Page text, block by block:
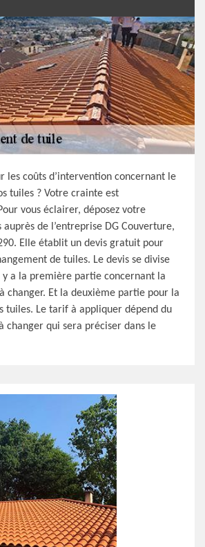
les coûts d’intervention concernant le
tuiles ? Votre crainte est
vous éclairer, déposez votre
de l’entreprise DG Couverture,
Elle établit un devis gratuit pour
de tuiles. Le devis se divise
y a la première partie concernant la
changer. Et la deuxième partie pour la
tuiles. Le tarif à appliquer dépend du
changer qui sera préciser dans le